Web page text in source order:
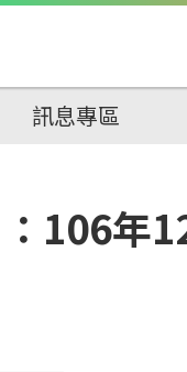
訊息專區
106年